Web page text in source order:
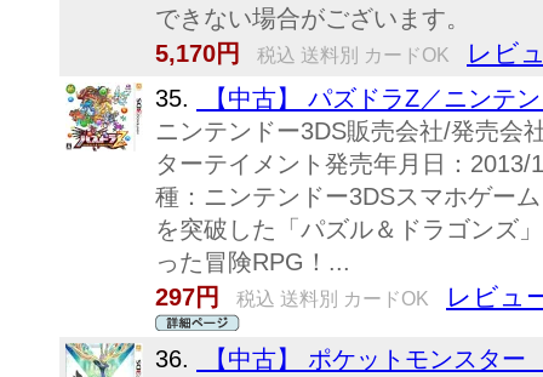
できない場合がございます。
5,170円
税込 送料別 カードOK レビ
35.
【中古】 パズドラZ／ニンテ
ニンテンドー3DS販売会社/発売会
ターテイメント発売年月日：2013/
種：ニンテンドー3DSスマホゲー
を突破した「パズル＆ドラゴンズ
った冒険RPG！...
297円
税込 送料別 カードOK レビュ
36.
【中古】 ポケットモンスタ